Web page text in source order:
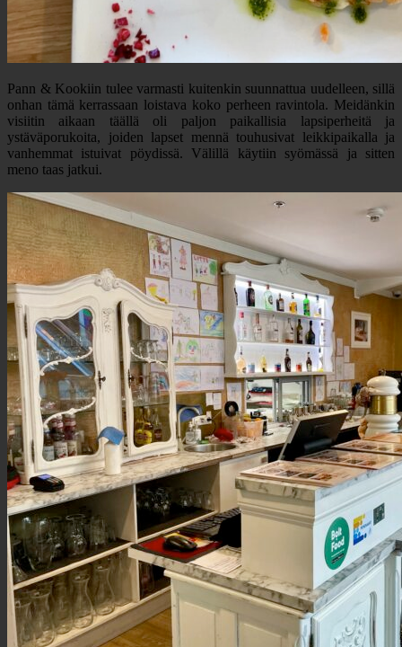
Pann & Kookiin tulee varmasti kuitenkin suunnattua uudelleen, sillä
onhan tämä kerrassaan loistava koko perheen ravintola. Meidänkin
visiitin aikaan täällä oli paljon paikallisia lapsiperheitä ja
ystäväporukoita, joiden lapset mennä touhusivat leikkipaikalla ja
vanhemmat istuivat pöydissä. Välillä käytiin syömässä ja sitten
meno taas jatkui.